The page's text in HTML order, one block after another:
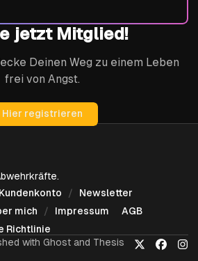
jetzt Mitglied!
Deinen Weg zu einem Leben
frei von Angst.
Hier registrieren
Kundenkonto
Newsletter
mich Impressum
AGB
Richtlinie
with Ghost and Thesis
X